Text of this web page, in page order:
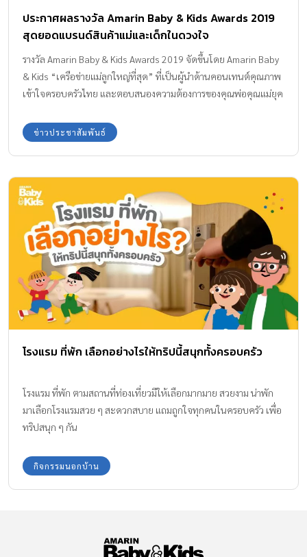
ประกาศผลรางวัล Amarin Baby & Kids Awards 2019
สุดยอดแบรนด์สินค้าแม่และเด็กในดวงใจ
รางวัล Amarin Baby & Kids Awards 2019 จัดขึ้นโดย Amarin Baby
& Kids “เครือข่ายแม่ลูกใหญ่ที่สุด” ที่เป็นผู้นำด้านคอนเทนต์คุณภาพ
เข้าใจครอบครัวไทย และตอบสนองความต้องการของคุณพ่อคุณแม่ยุค
Amarin Baby & Kids เข้าถึงคุณแม่ทั่วประเทศไทย ด้วยการเป็น OMNI
Media ทั้งรูปแบบ Online ผ่านเว็บไซต์
ใจ ทันสถานการณ์ โดยมียอดผู้ติดตามมากกว่า 1,000,000 Followers
และรูปแบบ On print ผ่าน Bookazine ราย 2 เดือน รวมถึง รูปแบบ
On ground งานแฟร์แม่ลูก Amarin Baby & Kids Fair ที่จัดมาแล้วถึง
[…]
ข่าวประชาสัมพันธ์
โรงแรม ที่พัก เลือกอย่างไรให้ทริปนี้สนุกทั้งครอบครัว
โรงแรม ที่พัก ตามสถานที่ท่องเที่ยวมีให้เลือกมากมาย สวยงาม น่าพัก
มาเลือกโรงแรมสวย ๆ สะดวกสบาย แถมถูกใจทุกคนในครอบครัว เพื่อ
ทริปสนุก ๆ กัน
กิจกรรมนอกบ้าน